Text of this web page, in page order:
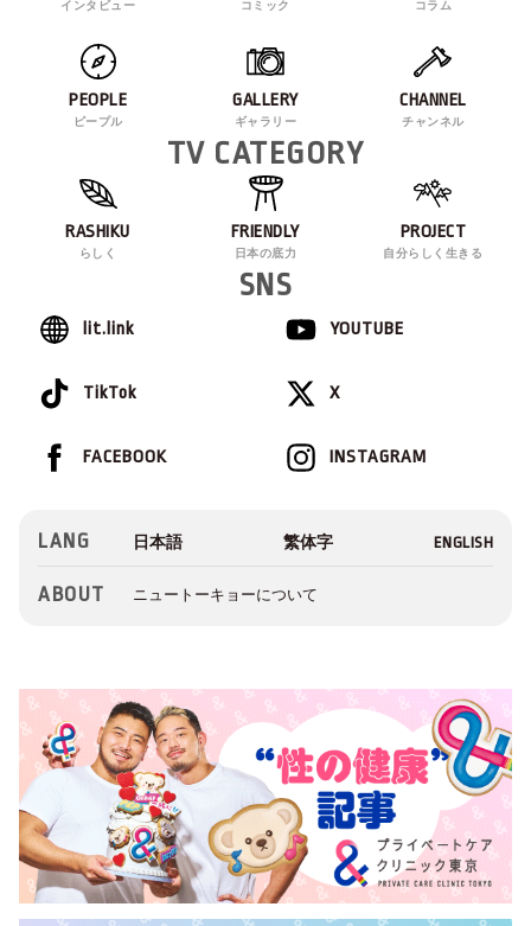
インタビュー コミック コラム
PEOPLE
ピープル
GALLERY
ギャラリー
CHANNEL
チャンネル
TV CATEGORY
RASHIKU
らしく
FRIENDLY
日本の底力
PROJECT
自分らしく生きる
SNS
lit.link YOUTUBE
TikTok X
INSTAGRAM
FACEBOOK
LANG
ABOUT ニュートーキョーについて